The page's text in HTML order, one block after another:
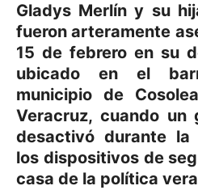
Gladys Merlín y su
fueron arteramente
15 de febrero en su
ubicado en el
municipio de
Veracruz, cuando un
desactivó durante la
los dispositivos de
casa de la política